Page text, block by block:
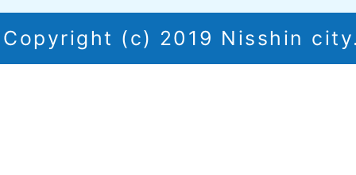
Copyright (c) 2019 Nisshin